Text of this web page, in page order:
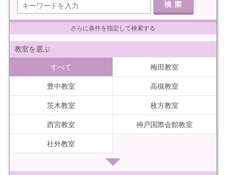
さらに条件を指定して検索する
教室を選ぶ
すべて 梅田教室
豊中教室 高槻教室
茨木教室 枚方教室
西宮教室 神戸国際会館教室
社外教室